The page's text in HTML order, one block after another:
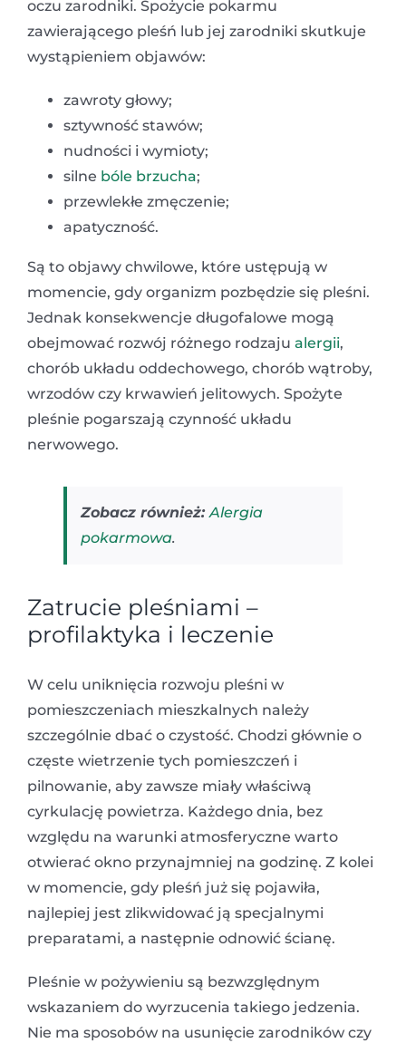
oczu zarodniki. Spożycie pokarmu
zawierającego pleśń lub jej zarodniki skutkuje
wystąpieniem objawów:
zawroty głowy;
sztywność stawów;
nudności i wymioty;
silne bóle brzucha;
przewlekłe zmęczenie;
apatyczność.
Są to objawy chwilowe, które ustępują w
momencie, gdy organizm pozbędzie się pleśni.
Jednak konsekwencje długofalowe mogą
obejmować rozwój różnego rodzaju alergii,
chorób układu oddechowego, chorób wątroby,
wrzodów czy krwawień jelitowych. Spożyte
pleśnie pogarszają czynność układu
nerwowego.
Zobacz również:Alergia
pokarmowa.
Zatrucie pleśniami –
profilaktyka i leczenie
W celu uniknięcia rozwoju pleśni w
pomieszczeniach mieszkalnych należy
szczególnie dbać o czystość. Chodzi głównie o
częste wietrzenie tych pomieszczeń i
pilnowanie, aby zawsze miały właściwą
cyrkulację powietrza. Każdego dnia, bez
względu na warunki atmosferyczne warto
otwierać okno przynajmniej na godzinę. Z kolei
w momencie, gdy pleśń już się pojawiła,
najlepiej jest zlikwidować ją specjalnymi
preparatami, a następnie odnowić ścianę.
Pleśnie w pożywieniu są bezwzględnym
wskazaniem do wyrzucenia takiego jedzenia.
Nie ma sposobów na usunięcie zarodników czy